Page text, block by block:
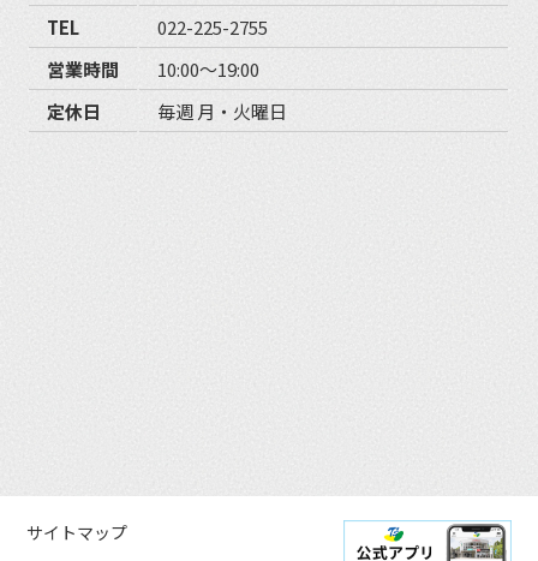
TEL
022-225-2755
営業時間
10:00〜19:00
定休日
毎週 月・火曜日
サイトマップ